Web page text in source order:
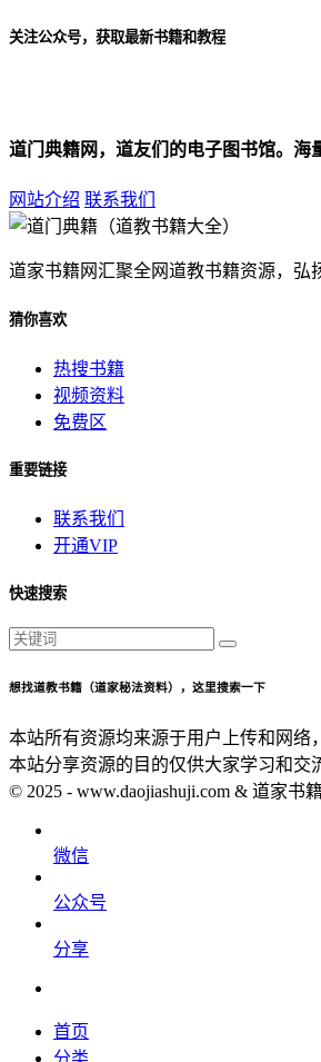
关注公众号，获取最新书籍和教程
道门典籍网，道友们的电子图书馆。海
网站介绍 联系我们
道家书籍网汇聚全网道教书籍资源，弘
猜你喜欢
热搜书籍
视频资料
免费区
重要链接
联系我们
开通VIP
快速搜索
想找道教书籍（道家秘法资料），这里搜索一下
本站所有资源均来源于用户上传和网络
本站分享资源的目的仅供大家学习和交
© 2025 - www.daojiashuji.com & 道家书
微信
公众号
分享
首页